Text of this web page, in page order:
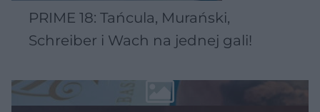
PRIME 18: Tańcula, Murański,
Schreiber i Wach na jednej gali!